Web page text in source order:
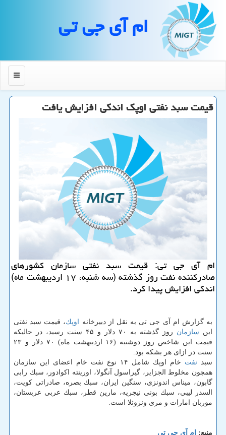
ام آی جی تی
منو
قیمت سبد نفتی اوپك اندكی افزایش یافت
ام آی جی تی: قیمت سبد نفتی سازمان كشورهای
صادركننده نفت روز گذشته (سه شنبه، ۱۷ اردیبهشت ماه)
اندكی افزایش پیدا كرد.
به گزارش ام آی جی تی به نقل از دبیرخانه اوپك، قیمت سبد نفتی
این سازمان
روز گذشته به ۷۰ دلار و ۴۵ سنت رسید، در حالیكه
قیمت این شاخص روز دوشنبه (۱۶ اردیبهشت ماه) ۷۰ دلار و ۲۳
سنت در ازای هر بشكه بود.
سبد نفت
خام اوپك شامل ۱۴ نوع نفت خام اعضای این سازمان
همچون مخلوط الجزایر، گیراسول آنگولا، اورینته اكوادور، سبك رابی
گابون، میناس اندونزی، سنگین ایران، سبك بصره، صادراتی كویت،
السدر لیبی، سبك بونی نیجریه، مارین قطر، سبك عربی عربستان،
موربان امارات و مری ونزوئلا است.
منبع: ام آی جی تی